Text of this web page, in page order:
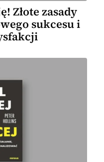
Złote zasady
sukcesu i